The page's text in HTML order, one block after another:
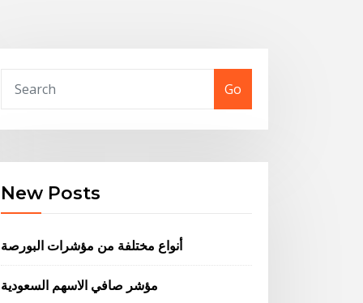
Go
New Posts
أنواع مختلفة من مؤشرات البورصة
مؤشر صافي الاسهم السعودية